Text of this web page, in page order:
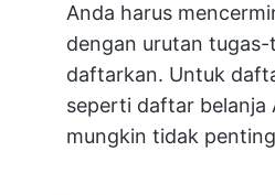
Anda harus
dengan urutan
daftarkan. Untuk
seperti daftar belanja
mungkin tidak penting